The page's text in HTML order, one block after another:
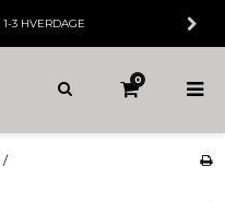
1-3 HVERDAGE
0
/